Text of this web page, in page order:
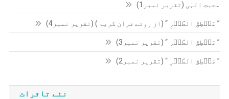
محبتِ الہٰی (تقریر نمبر1)
” مَنۡطِقَ الطَّیۡرِ “ (از روئے قرآن کریم ) (تقریر نمبر4)
” مَنۡطِقَ الطَّیۡرِ “ (تقریر نمبر3)
” مَنۡطِقَ الطَّیۡرِ “ (تقریر نمبر2)
نئے تاثرات